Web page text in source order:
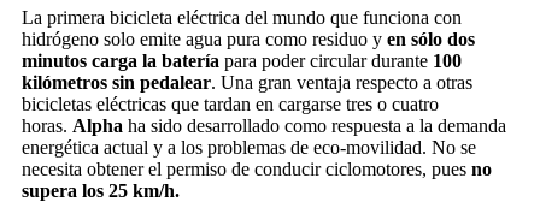
La primera bicicleta eléctrica del mundo que funciona con
hidrógeno solo emite agua pura como residuo y en sólo dos
minutos carga la batería para poder circular durante 100
kilómetros sin pedalear. Una gran ventaja respecto a otras
bicicletas eléctricas que tardan en cargarse tres o cuatro
horas. Alpha ha sido desarrollado como respuesta a la demanda
energética actual y a los problemas de eco-movilidad. No se
necesita obtener el permiso de conducir ciclomotores, pues no
supera los 25 km/h.